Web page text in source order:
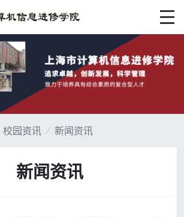
校园资讯 / 新闻资讯
新闻资讯